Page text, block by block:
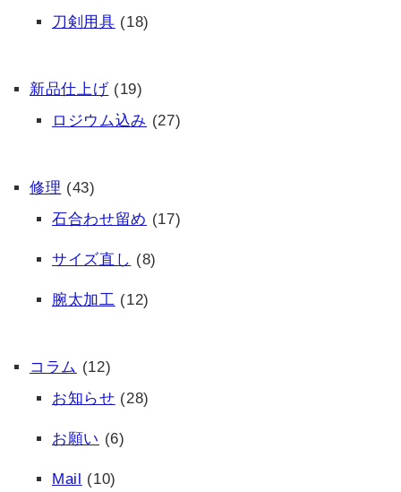
刀剣用具 (18)
新品仕上げ (19)
ロジウム込み (27)
修理 (43)
石合わせ留め (17)
サイズ直し (8)
腕太加工 (12)
コラム (12)
お知らせ (28)
お願い (6)
Mail (10)